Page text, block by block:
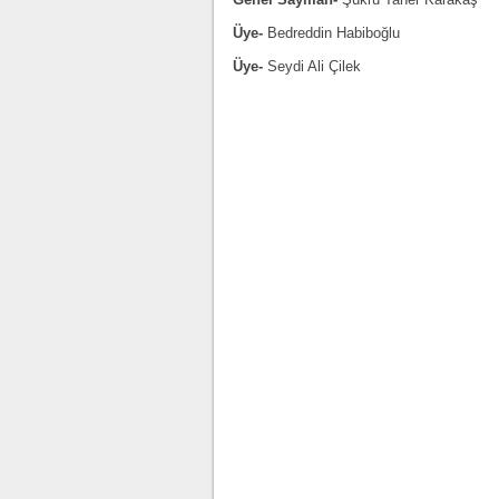
Üye- Bedreddin Habiboğlu
Üye- Seydi Ali Çilek